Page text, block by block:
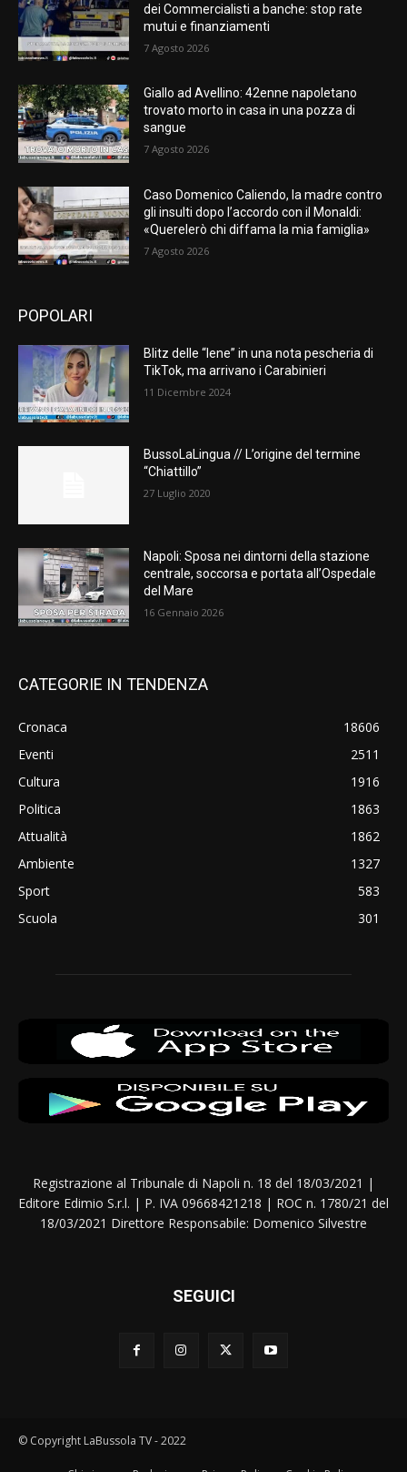
dei Commercialisti a banche: stop rate
mutui e finanziamenti
7 Agosto 2026
Giallo ad Avellino: 42enne napoletano
trovato morto in casa in una pozza di
sangue
7 Agosto 2026
Caso Domenico Caliendo, la madre contro
gli insulti dopo l’accordo con il Monaldi:
«Querelerò chi diffama la mia famiglia»
7 Agosto 2026
POPOLARI
Blitz delle “Iene” in una nota pescheria di
TikTok, ma arrivano i Carabinieri
11 Dicembre 2024
BussoLaLingua // L’origine del termine
“Chiattillo”
27 Luglio 2020
Napoli: Sposa nei dintorni della stazione
centrale, soccorsa e portata all’Ospedale
del Mare
16 Gennaio 2026
CATEGORIE IN TENDENZA
Cronaca
18606
Eventi
2511
Cultura
1916
Politica
1863
Attualità
1862
Ambiente
1327
Sport
583
Scuola
301
Registrazione al Tribunale di Napoli n. 18 del 18/03/2021 |
Editore Edimio S.r.l. | P. IVA 09668421218 | ROC n. 1780/21 del
18/03/2021 Direttore Responsabile: Domenico Silvestre
SEGUICI
© Copyright LaBussola TV - 2022